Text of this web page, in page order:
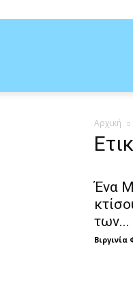
της
Διανοίας
Αρχική
Ένα
των...